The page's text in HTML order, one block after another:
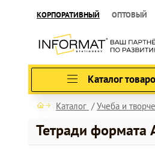
КОРПОРАТИВНЫЙ ОПТОВЫЙ
Каталог
Каталог Учеба и
Тетради формата